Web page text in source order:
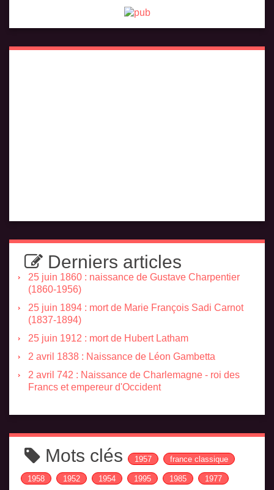
Derniers articles
25 juin 1860 : naissance de Gustave Charpentier
(1860-1956)
25 juin 1894 : mort de Marie François Sadi Carnot
(1837-1894)
25 juin 1912 : mort de Hubert Latham
2 avril 1838 : Naissance de Léon Gambetta
2 avril 742 : Naissance de Charlemagne - roi des
Francs et empereur d'Occident
Mots clés 1957 france classique
1958 1952 1954 1995 1985 1977